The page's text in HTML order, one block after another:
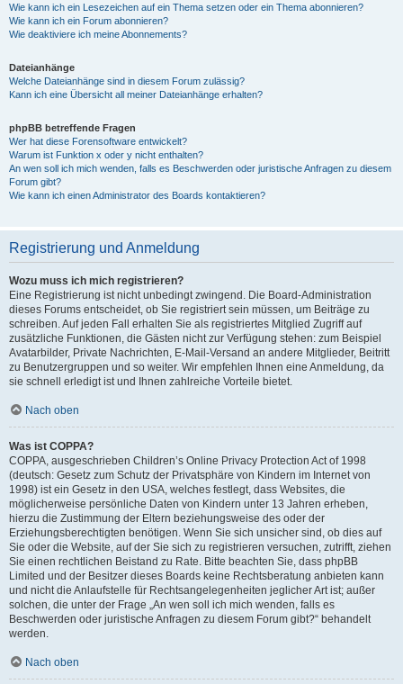
Wie kann ich ein Lesezeichen auf ein Thema setzen oder ein Thema abonnieren?
Wie kann ich ein Forum abonnieren?
Wie deaktiviere ich meine Abonnements?
Dateianhänge
Welche Dateianhänge sind in diesem Forum zulässig?
Kann ich eine Übersicht all meiner Dateianhänge erhalten?
phpBB betreffende Fragen
Wer hat diese Forensoftware entwickelt?
Warum ist Funktion x oder y nicht enthalten?
An wen soll ich mich wenden, falls es Beschwerden oder juristische Anfragen zu diesem
Forum gibt?
Wie kann ich einen Administrator des Boards kontaktieren?
Registrierung und Anmeldung
Wozu muss ich mich registrieren?
Eine Registrierung ist nicht unbedingt zwingend. Die Board-Administration
dieses Forums entscheidet, ob Sie registriert sein müssen, um Beiträge zu
schreiben. Auf jeden Fall erhalten Sie als registriertes Mitglied Zugriff auf
zusätzliche Funktionen, die Gästen nicht zur Verfügung stehen: zum Beispiel
Avatarbilder, Private Nachrichten, E-Mail-Versand an andere Mitglieder, Beitritt
zu Benutzergruppen und so weiter. Wir empfehlen Ihnen eine Anmeldung, da
sie schnell erledigt ist und Ihnen zahlreiche Vorteile bietet.
Nach oben
Was ist COPPA?
COPPA, ausgeschrieben Children’s Online Privacy Protection Act of 1998
(deutsch: Gesetz zum Schutz der Privatsphäre von Kindern im Internet von
1998) ist ein Gesetz in den USA, welches festlegt, dass Websites, die
möglicherweise persönliche Daten von Kindern unter 13 Jahren erheben,
hierzu die Zustimmung der Eltern beziehungsweise des oder der
Erziehungsberechtigten benötigen. Wenn Sie sich unsicher sind, ob dies auf
Sie oder die Website, auf der Sie sich zu registrieren versuchen, zutrifft, ziehen
Sie einen rechtlichen Beistand zu Rate. Bitte beachten Sie, dass phpBB
Limited und der Besitzer dieses Boards keine Rechtsberatung anbieten kann
und nicht die Anlaufstelle für Rechtsangelegenheiten jeglicher Art ist; außer
solchen, die unter der Frage „An wen soll ich mich wenden, falls es
Beschwerden oder juristische Anfragen zu diesem Forum gibt?“ behandelt
werden.
Nach oben